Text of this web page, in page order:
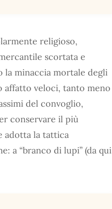
religioso,
scortata e
minaccia mortale degli
affatto veloci, tanto meno
del convoglio,
conservare il più
adotta la tattica
a “branco di lupi” (da qui